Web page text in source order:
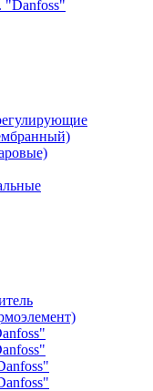
"Danfoss"